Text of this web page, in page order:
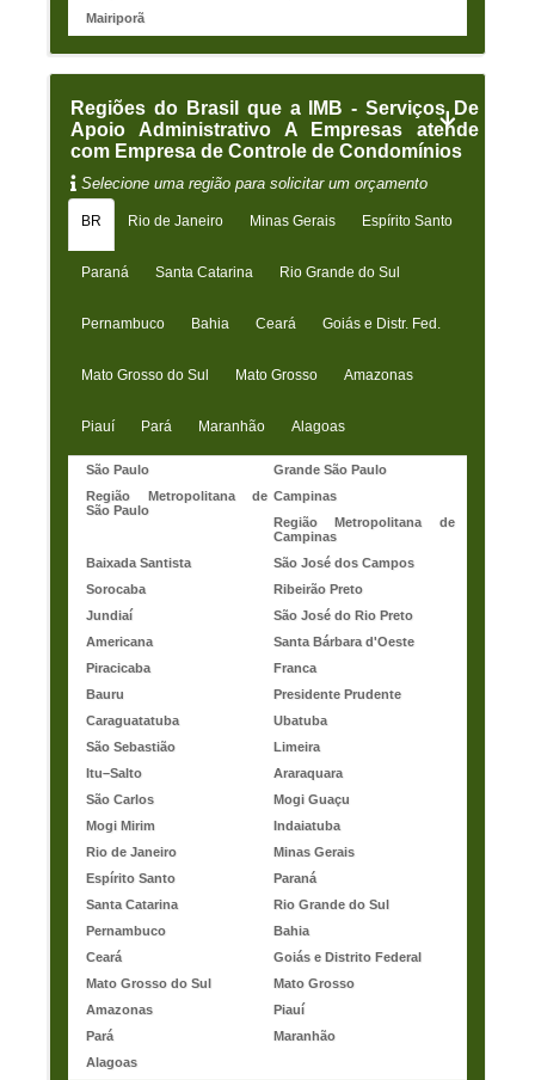
Mairiporã
Regiões do Brasil que a IMB - Serviços De
Apoio Administrativo A Empresas atende
com Empresa de Controle de Condomínios
Selecione uma região para solicitar um orçamento
BR Rio de Janeiro Minas Gerais Espírito Santo
Paraná Santa Catarina Rio Grande do Sul
Pernambuco Bahia Ceará Goiás e Distr. Fed.
Mato Grosso do Sul Mato Grosso Amazonas
Piauí Pará Maranhão Alagoas
São Paulo
Grande São Paulo
Região Metropolitana de
São Paulo
Campinas
Região Metropolitana de
Campinas
Baixada Santista
São José dos Campos
Sorocaba
Ribeirão Preto
Jundiaí
São José do Rio Preto
Americana
Santa Bárbara d'Oeste
Piracicaba
Franca
Bauru
Presidente Prudente
Caraguatatuba
Ubatuba
São Sebastião
Limeira
Itu–Salto
Araraquara
São Carlos
Mogi Guaçu
Mogi Mirim
Indaiatuba
Rio de Janeiro
Minas Gerais
Espírito Santo
Paraná
Santa Catarina
Rio Grande do Sul
Pernambuco
Bahia
Ceará
Goiás e Distrito Federal
Mato Grosso do Sul
Mato Grosso
Amazonas
Piauí
Pará
Maranhão
Alagoas